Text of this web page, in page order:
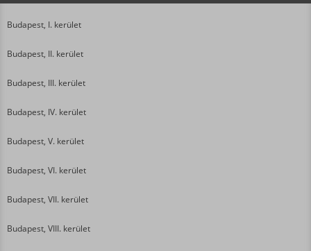
Budapest, I. kerület
Budapest, II. kerület
Budapest, III. kerület
Budapest, IV. kerület
Budapest, V. kerület
Budapest, VI. kerület
Budapest, VII. kerület
Budapest, VIII. kerület